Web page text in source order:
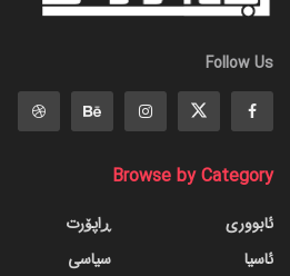
Follow Us
Browse by Category
ئابووری
ئاسیا
ڕاپۆرت
سیاسی